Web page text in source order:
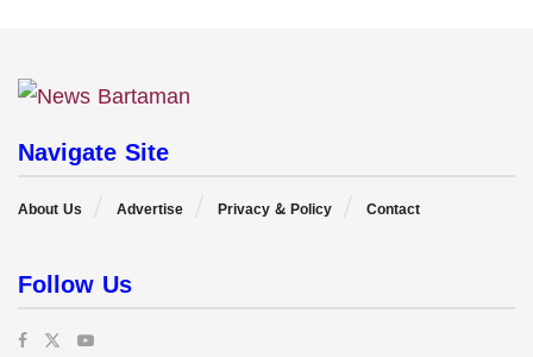
Navigate Site
About Us Advertise Privacy & Policy Contact
Follow Us